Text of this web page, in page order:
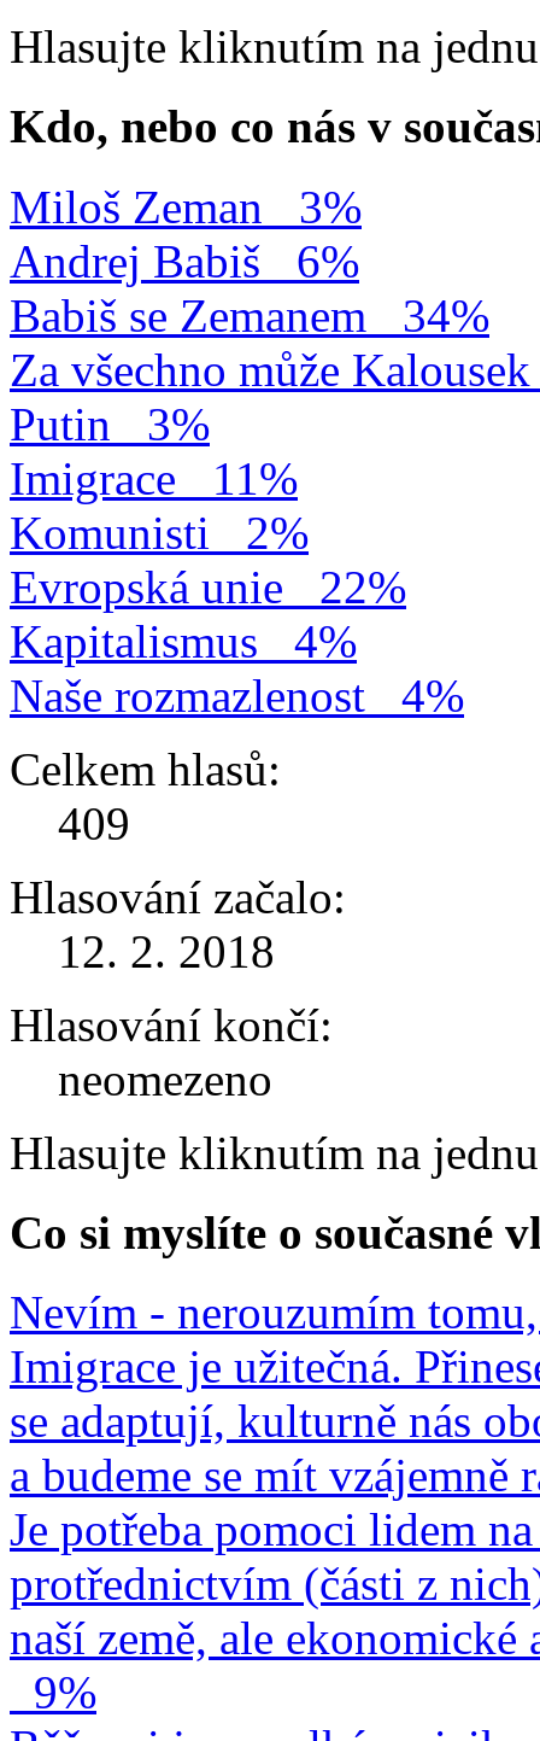
Hlasujte kliknutím na
Kdo, nebo co nás v
Miloš Zeman
3%
Andrej Babiš
6%
Babiš se Zemanem
34%
Za všechno může Kalousek
Putin
3%
Imigrace
11%
Komunisti
2%
Evropská unie
22%
Kapitalismus
4%
Naše rozmazlenost
4%
Celkem hlasů:
409
Hlasování začalo:
12. 2. 2018
Hlasování končí:
neomezeno
Hlasujte kliknutím na
Co si myslíte o současné
Nevím - nerouzumím
Imigrace je užitečná.
se adaptují, kulturně nás
a budeme se mít vzájemně
Je potřeba pomoci lidem
protřednictvím (části z
naší země, ale
9%